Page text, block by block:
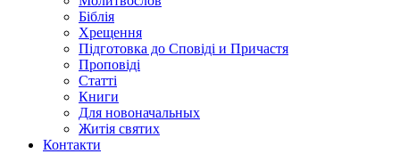
Біблія
Хрещення
Підготовка до Сповіді и Причастя
Проповіді
Статті
Книги
Для новоначальных
Житія святих
Контакти